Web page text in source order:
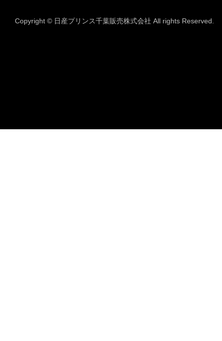
Copyright © 日産プリンス千葉販売株式会社 All rights Reserved.